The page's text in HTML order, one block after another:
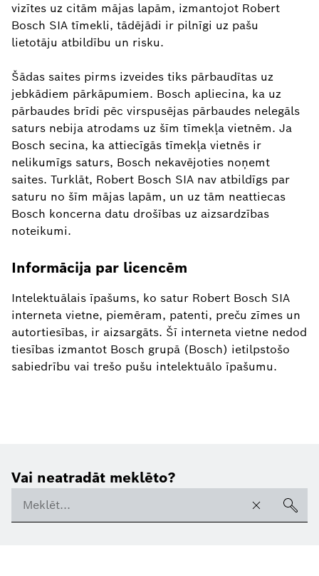
vizītes uz citām mājas lapām, izmantojot Robert
Bosch SIA tīmekli, tādējādi ir pilnīgi uz pašu
lietotāju atbildību un risku.
Šādas saites pirms izveides tiks pārbaudītas uz
jebkādiem pārkāpumiem. Bosch apliecina, ka uz
pārbaudes brīdi pēc virspusējas pārbaudes nelegāls
saturs nebija atrodams uz šīm tīmekļa vietnēm. Ja
Bosch secina, ka attiecīgās tīmekļa vietnēs ir
nelikumīgs saturs, Bosch nekavējoties noņemt
saites. Turklāt, Robert Bosch SIA nav atbildīgs par
saturu no šīm mājas lapām, un uz tām neattiecas
Bosch koncerna datu drošības uz aizsardzības
noteikumi.
Informācija par licencēm
Intelektuālais īpašums, ko satur Robert Bosch SIA
interneta vietne, piemēram, patenti, preču zīmes un
autortiesības, ir aizsargāts. Šī interneta vietne nedod
tiesības izmantot Bosch grupā (Bosch) ietilpstošo
sabiedrību vai trešo pušu intelektuālo īpašumu.
Vai neatradāt meklēto?